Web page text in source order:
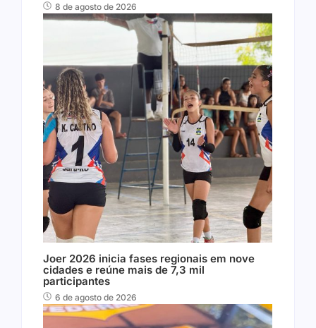
8 de agosto de 2026
Joer 2026 inicia fases regionais em nove
cidades e reúne mais de 7,3 mil
participantes
6 de agosto de 2026